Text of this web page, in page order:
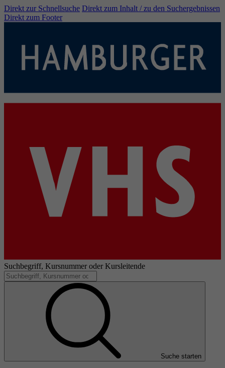
Direkt zur Schnellsuche Direkt zum Inhalt / zu den Suchergebnissen
Direkt zum Footer
Suchbegriff, Kursnummer oder Kursleitende
Suche starten